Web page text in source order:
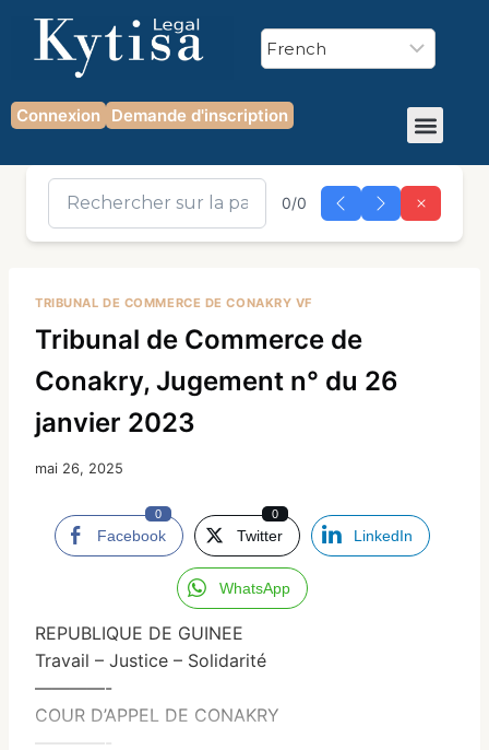
Connexion Demande d'inscription
0/0
TRIBUNAL DE COMMERCE DE CONAKRY VF
Tribunal de Commerce de
Conakry, Jugement n° du 26
janvier 2023
mai 26, 2025
Facebook
0
Twitter
0
LinkedIn
WhatsApp
REPUBLIQUE DE GUINEE
Travail – Justice – Solidarité
————-
COUR D’APPEL DE CONAKRY